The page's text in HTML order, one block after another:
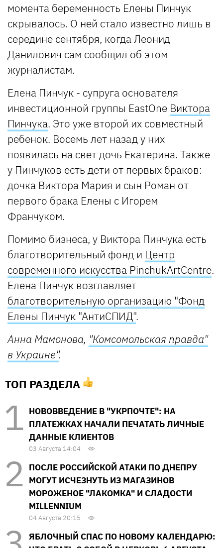
момента беременность Елены Пинчук
скрывалось. О ней стало известно лишь в
середине сентября, когда Леонид
Данилович сам сообщил об этом
журналистам.
Елена Пинчук - супруга основателя
инвестиционной группы EastOne Виктора
Пинчука. Это уже второй их совместный
ребенок. Восемь лет назад у них
появилась на свет дочь Екатерина. Также
у Пинчуков есть дети от первых браков:
дочка Виктора Мария и сын Роман от
первого брака Елены с Игорем
Франчуком.
Помимо бизнеса, у Виктора Пинчука есть
благотворительный фонд и Центр
современного искусства PіnchukArtCentre.
Елена Пинчук возглавляет
благотворительную организацию "Фонд
Елены Пинчук "АнтиСПИД".
Анна Мамонова, "Комсомольская правда"
в Украине".
ТОП РАЗДЕЛА
НОВОВВЕДЕНИЕ В "УКРПОЧТЕ": НА
ПЛАТЕЖКАХ НАЧАЛИ ПЕЧАТАТЬ ЛИЧНЫЕ
ДАННЫЕ КЛИЕНТОВ
03 Августа 14:04
ПОСЛЕ РОССИЙСКОЙ АТАКИ ПО ДНЕПРУ
МОГУТ ИСЧЕЗНУТЬ ИЗ МАГАЗИНОВ
МОРОЖЕНОЕ "ЛАКОМКА" И СЛАДОСТИ
MILLENNIUM
04 Августа 20:15
ЯБЛОЧНЫЙ СПАС ПО НОВОМУ КАЛЕНДАРЮ: